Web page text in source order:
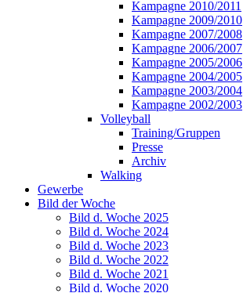
Kampagne 2010/2011
Kampagne 2009/2010
Kampagne 2007/2008
Kampagne 2006/2007
Kampagne 2005/2006
Kampagne 2004/2005
Kampagne 2003/2004
Kampagne 2002/2003
Volleyball
Training/Gruppen
Presse
Archiv
Walking
Gewerbe
Bild der Woche
Bild d. Woche 2025
Bild d. Woche 2024
Bild d. Woche 2023
Bild d. Woche 2022
Bild d. Woche 2021
Bild d. Woche 2020